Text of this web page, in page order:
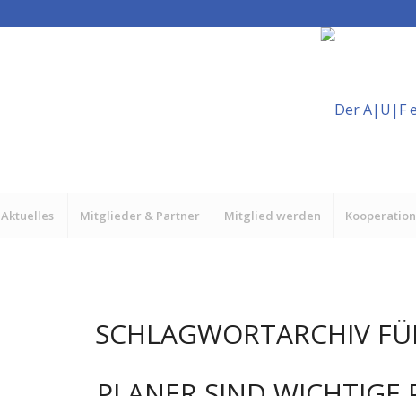
Aktuelles Mitglieder & Partner Mitglied werden
SCHLAGWORTARCHIV